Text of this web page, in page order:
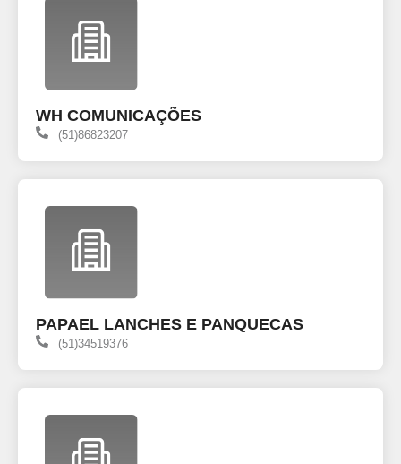
WH COMUNICAÇÕES
(51)86823207
PAPAEL LANCHES E PANQUECAS
(51)34519376